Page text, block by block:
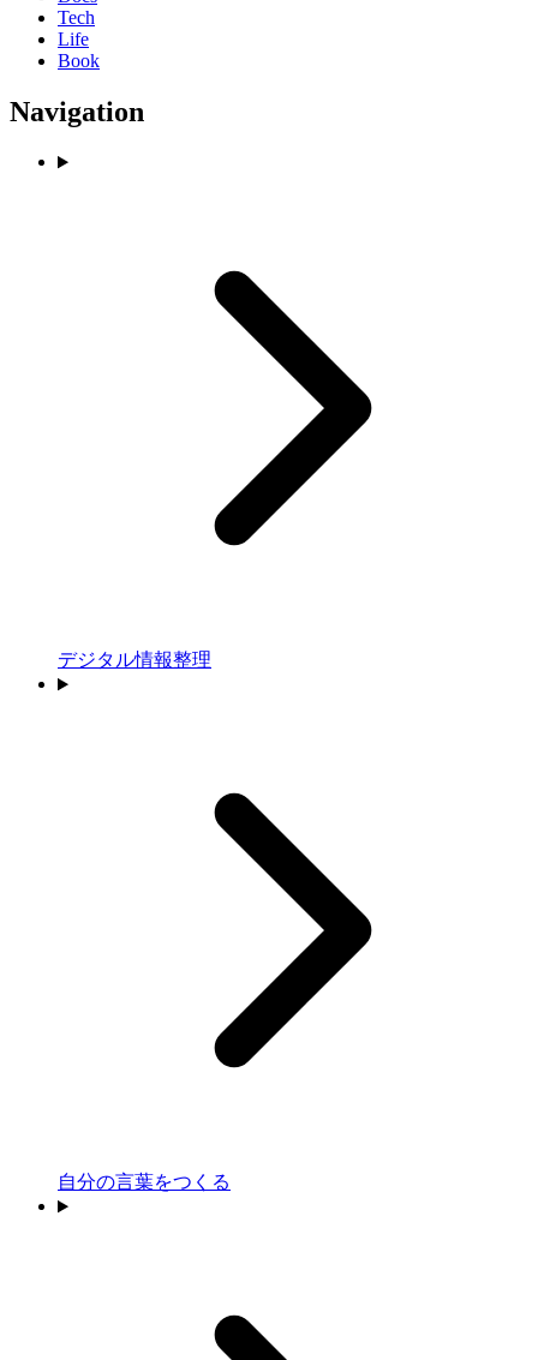
Tech
Life
Book
Navigation
デジタル情報整理
自分の言葉をつくる